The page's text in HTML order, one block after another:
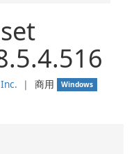
❘ 商用 Windows